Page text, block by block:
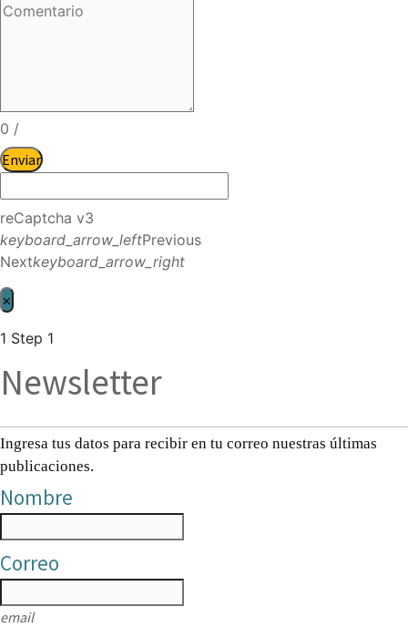
0 /
Enviar
reCaptcha v3
keyboard_arrow_leftPrevious
Nextkeyboard_arrow_right
×
1 Step 1
Newsletter
Ingresa tus datos para recibir en tu correo nuestras últimas
publicaciones.
Nombre
Correo
email